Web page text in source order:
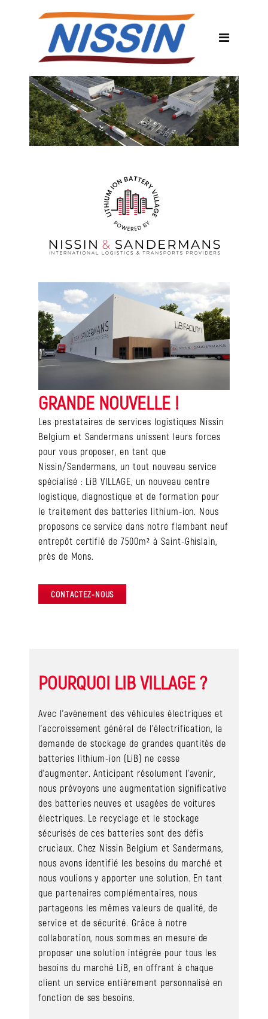
GRANDE NOUVELLE !
Les prestataires de services logistiques Nissin
Belgium et Sandermans unissent leurs forces
pour vous proposer, en tant que
Nissin/Sandermans, un tout nouveau service
spécialisé : LiB VILLAGE, un nouveau centre
logistique, diagnostique et de formation pour
le traitement des batteries lithium-ion. Nous
proposons ce service dans notre flambant neuf
entrepôt certifié de 7500m² à Saint-Ghislain,
près de Mons.
CONTACTEZ-NOUS
POURQUOI LIB VILLAGE ?
Avec l’avènement des véhicules électriques et
l’accroissement général de l’électrification, la
demande de stockage de grandes quantités de
batteries lithium-ion (LiB) ne cesse
d’augmenter. Anticipant résolument l’avenir,
nous prévoyons une augmentation significative
des batteries neuves et usagées de voitures
électriques. Le recyclage et le stockage
sécurisés de ces batteries sont des défis
cruciaux. Chez Nissin Belgium et Sandermans,
nous avons identifié les besoins du marché et
nous voulions y apporter une solution. En tant
que partenaires complémentaires, nous
partageons les mêmes valeurs de qualité, de
service et de sécurité. Grâce à notre
collaboration, nous sommes en mesure de
proposer une solution intégrée pour tous les
besoins du marché LiB, en offrant à chaque
client un service entièrement personnalisé en
fonction de ses besoins.